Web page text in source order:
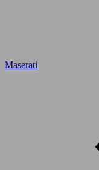
Maserati